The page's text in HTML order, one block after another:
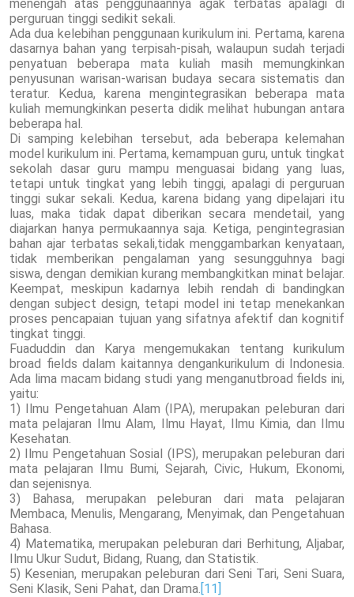
menengah atas penggunaannya agak terbatas apalagi di
perguruan tinggi sedikit sekali.
Ada dua kelebihan penggunaan kurikulum ini. Pertama, karena
dasarnya bahan yang terpisah-pisah, walaupun sudah terjadi
penyatuan beberapa mata kuliah masih memungkinkan
penyusunan warisan-warisan budaya secara sistematis dan
teratur. Kedua, karena mengintegrasikan beberapa mata
kuliah memungkinkan peserta didik melihat hubungan antara
beberapa hal.
Di samping kelebihan tersebut, ada beberapa kelemahan
model kurikulum ini. Pertama, kemampuan guru, untuk tingkat
sekolah dasar guru mampu menguasai bidang yang luas,
tetapi untuk tingkat yang lebih tinggi, apalagi di perguruan
tinggi sukar sekali. Kedua, karena bidang yang dipelajari itu
luas, maka tidak dapat diberikan secara mendetail, yang
diajarkan hanya permukaannya saja. Ketiga, pengintegrasian
bahan ajar terbatas sekali,tidak menggambarkan kenyataan,
tidak memberikan pengalaman yang sesungguhnya bagi
siswa, dengan demikian kurang membangkitkan minat belajar.
Keempat, meskipun kadarnya lebih rendah di bandingkan
dengan subject design, tetapi model ini tetap menekankan
proses pencapaian tujuan yang sifatnya afektif dan kognitif
tingkat tinggi.
Fuaduddin dan Karya mengemukakan tentang kurikulum
broad fields dalam kaitannya dengankurikulum di Indonesia.
Ada lima macam bidang studi yang menganutbroad fields ini,
yaitu:
1) Ilmu Pengetahuan Alam (IPA), merupakan peleburan dari
mata pelajaran Ilmu Alam, Ilmu Hayat, Ilmu Kimia, dan Ilmu
Kesehatan.
2) Ilmu Pengetahuan Sosial (IPS), merupakan peleburan dari
mata pelajaran Ilmu Bumi, Sejarah, Civic, Hukum, Ekonomi,
dan sejenisnya.
3) Bahasa, merupakan peleburan dari mata pelajaran
Membaca, Menulis, Mengarang, Menyimak, dan Pengetahuan
Bahasa.
4) Matematika, merupakan peleburan dari Berhitung, Aljabar,
Ilmu Ukur Sudut, Bidang, Ruang, dan Statistik.
5) Kesenian, merupakan peleburan dari Seni Tari, Seni Suara,
Seni Klasik, Seni Pahat, dan Drama. [11]